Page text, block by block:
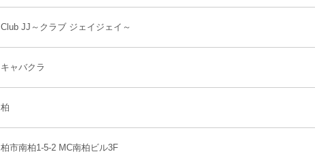
Club JJ～クラブ ジェイジェイ～
キャバクラ
柏
柏市南柏1-5-2 MC南柏ビル3F